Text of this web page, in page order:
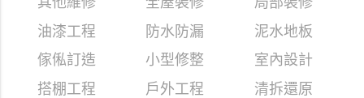
其他維修
全屋裝修
局部裝修
油漆工程
防水防漏
泥水地板
傢俬訂造
小型修整
室內設計
搭棚工程
戶外工程
清拆還原